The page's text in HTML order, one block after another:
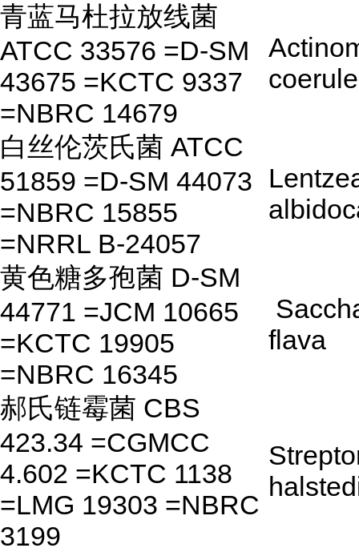
青蓝马杜拉放线菌
ATCC 33576 =D-SM
43675 =KCTC 9337
=NBRC 14679
白丝伦茨氏菌 ATCC
51859 =D-SM 44073
=NBRC 15855
=NRRL B-24057
黄色糖多孢菌 D-SM
44771 =JCM 10665
=KCTC 19905
=NBRC 16345
flava
郝氏链霉菌 CBS
423.34 =CGMCC
4.602 =KCTC 1138
=LMG 19303 =NBRC
3199